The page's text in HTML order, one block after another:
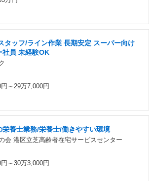
タッフ/ライン作業 長期安定 スーパー向け
社員 未経験OK
～29万7,000円
栄養士業務/栄養士/働きやすい環境
会 港区立芝高齢者在宅サービスセンター
～30万3,000円